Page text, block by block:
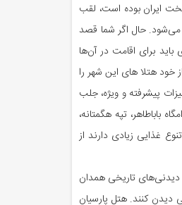
ایران بوده است، لقب
می‌شود. حال اگر شما قصد
برای اقامت در آن‌ها
خود هتلا های این شهر را
پیشرفته و ویژه، جلب
تپه هگمتانه،
غذایی زیادی دارند از
دیدنی‌های تاریخی همدان
دیدن کنند. هتل پارسیان